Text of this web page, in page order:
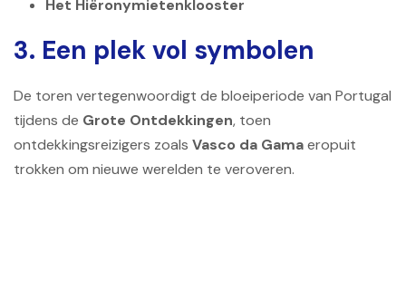
Het Hiëronymietenklooster
3. Een plek vol symbolen
De toren vertegenwoordigt de bloeiperiode van Portugal
tijdens de Grote Ontdekkingen, toen
ontdekkingsreizigers zoals Vasco da Gamaeropuit
trokken om nieuwe werelden te veroveren.